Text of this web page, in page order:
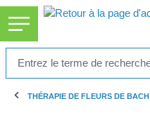
principal
THÉRAPIE DE FLEURS DE BACH